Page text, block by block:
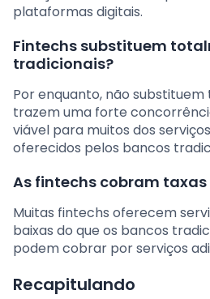
plataformas digitais.
Fintechs substituem
tradicionais?
Por enquanto, não
trazem uma forte
viável para muitos dos
oferecidos pelos bancos
As fintechs cobram
Muitas fintechs oferecem
baixas do que os bancos
podem cobrar por serviços
Recapitulando